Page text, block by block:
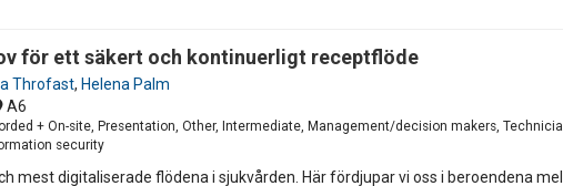
för ett säkert och kontinuerligt receptflöde
Throfast, Helena Palm
A6
+ On-site, Presentation, Other, Intermediate, Management/decision makers,
security
mest digitaliserade flödena i sjukvården. Här fördjupar vi oss i beroendena